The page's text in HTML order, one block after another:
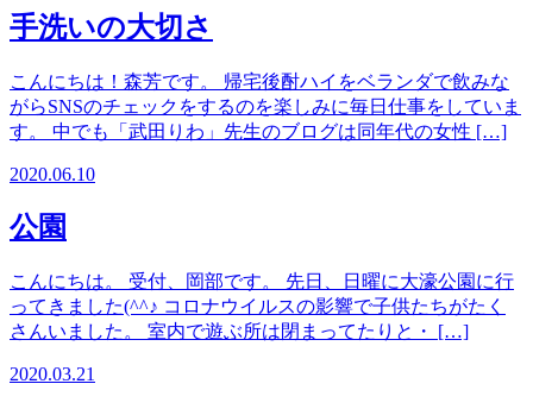
手洗いの大切さ
こんにちは！森芳です。 帰宅後酎ハイをベランダで飲みな
がらSNSのチェックをするのを楽しみに毎日仕事をしていま
す。 中でも「武田りわ」先生のブログは同年代の女性 […]
2020.06.10
公園
こんにちは。 受付、岡部です。 先日、日曜に大濠公園に行
ってきました(^^♪ コロナウイルスの影響で子供たちがたく
さんいました。 室内で遊ぶ所は閉まってたりと・ […]
2020.03.21